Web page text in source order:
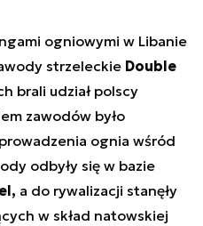
ogniowymi w Libanie
strzeleckie Double
brali udział polscy
zawodów było
ognia wśród
odbyły się w bazie
a do rywalizacji stanęły
w skład natowskiej